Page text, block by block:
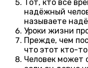
Тот, кто всё
надёжный
называете
Уроки жизни
Прежде, чем
что этот кто-
Человек может